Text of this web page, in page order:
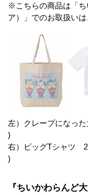
※こちらの商品は「ち
ア）」でのお取扱いは
左）クレープになっ
)
右）ビッグTシャツ
)
『ちいかわらんど